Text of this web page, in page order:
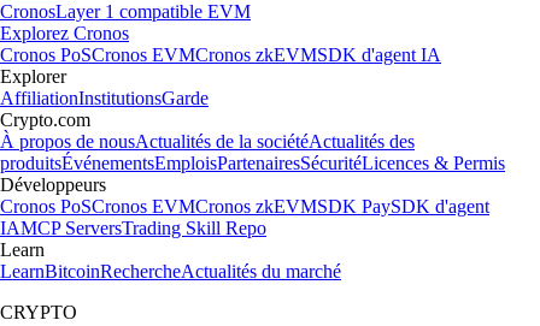
CronosLayer 1 compatible EVM
Explorez Cronos
Cronos PoSCronos EVMCronos zkEVMSDK d'agent IA
Explorer
AffiliationInstitutionsGarde
Crypto.com
À propos de nousActualités de la sociétéActualités des
produitsÉvénementsEmploisPartenairesSécuritéLicences & Permis
Développeurs
Cronos PoSCronos EVMCronos zkEVMSDK PaySDK d'agent
IAMCP ServersTrading Skill Repo
Learn
LearnBitcoinRechercheActualités du marché
CRYPTO